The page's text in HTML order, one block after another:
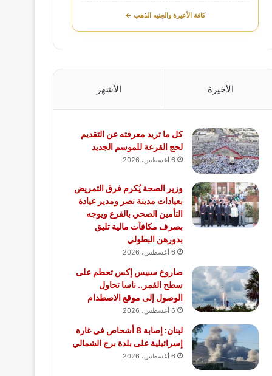
كافة الأعيرة والجنيه الذهب ←
الأخيرة الأشهر
كل ما تريد معرفته عن التقديم
لحج القرعة للموسم الجديد
6 أغسطس، 2026
وزير الصحة يُكرم فرق التمريض
بعيادات مدينة نصر ومدير عيادة
التأمين الصحي بالفرع ويوجه
بصرف مكافآت مالية تليق
بدورهن البطولي
6 أغسطس، 2026
صاروخ سبيس إكس تحطم على
سطح القمر.. ناسا تحاول
الوصول إلى موقع الاصطدام
6 أغسطس، 2026
لبنان: إصابة 8 أشحاص فى غارة
إسرائيلية على بلدة برج الشمالي
6 أغسطس، 2026